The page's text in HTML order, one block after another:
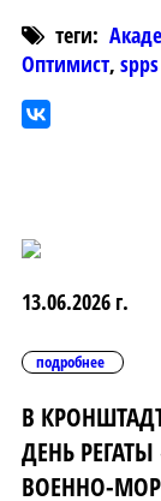
теги:
Оптимист, spps
13.06.2026 г.
подробнее
В
ДЕНЬ
ВОЕННО-